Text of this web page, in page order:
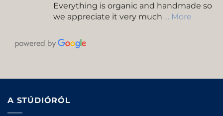
Everything is organic and handmade so
we appreciate it very much … More
A STÚDIÓRÓL